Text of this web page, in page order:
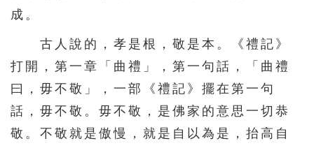
成。
古人說的，孝是根，敬是本。《禮記》
打開，第一章「曲禮」，第一句話，「曲禮
曰，毋不敬」，一部《禮記》擺在第一句
話，毋不敬。毋不敬，是佛家的意思一切恭
敬。不敬就是傲慢，就是自以為是，抬高自